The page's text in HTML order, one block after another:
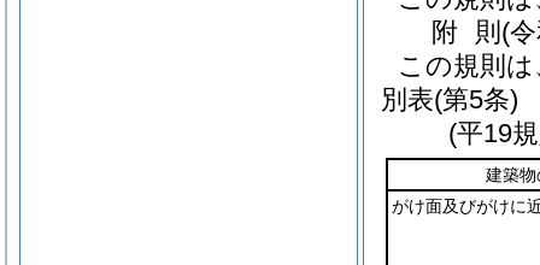
附 則 (
この規則
別表(第5条)
(平19
建築
がけ面及びがけに